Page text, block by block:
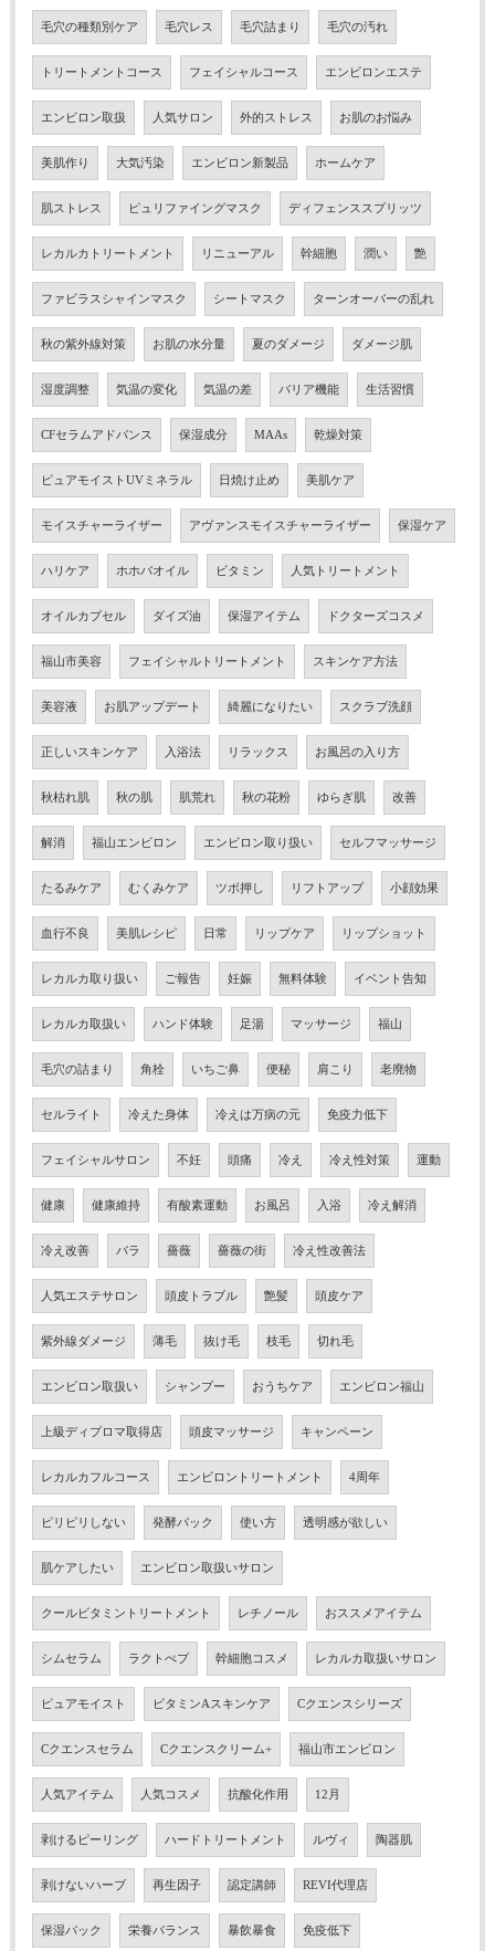
毛穴の種類別ケア 毛穴レス 毛穴詰まり 毛穴の汚れ
トリートメントコース フェイシャルコース エンビロンエステ
エンビロン取扱 人気サロン 外的ストレス お肌のお悩み
美肌作り 大気汚染 エンビロン新製品 ホームケア
肌ストレス ピュリファイングマスク ディフェンススプリッツ
レカルカトリートメント リニューアル 幹細胞 潤い 艶
ファビラスシャインマスク シートマスク ターンオーバーの乱れ
秋の紫外線対策 お肌の水分量 夏のダメージ ダメージ肌
湿度調整 気温の変化 気温の差 バリア機能 生活習慣
CFセラムアドバンス 保湿成分 MAAs 乾燥対策
ピュアモイストUVミネラル 日焼け止め 美肌ケア
モイスチャーライザー アヴァンスモイスチャーライザー 保湿ケア
ハリケア ホホバオイル ビタミン 人気トリートメント
オイルカプセル ダイズ油 保湿アイテム ドクターズコスメ
福山市美容 フェイシャルトリートメント スキンケア方法
美容液 お肌アップデート 綺麗になりたい スクラブ洗顔
正しいスキンケア 入浴法 リラックス お風呂の入り方
秋枯れ肌 秋の肌 肌荒れ 秋の花粉 ゆらぎ肌 改善
解消 福山エンビロン エンビロン取り扱い セルフマッサージ
たるみケア むくみケア ツボ押し リフトアップ 小顔効果
血行不良 美肌レシピ 日常 リップケア リップショット
レカルカ取り扱い ご報告 妊娠 無料体験 イベント告知
レカルカ取扱い ハンド体験 足湯 マッサージ 福山
毛穴の詰まり 角栓 いちご鼻 便秘 肩こり 老廃物
セルライト 冷えた身体 冷えは万病の元 免疫力低下
フェイシャルサロン 不妊 頭痛 冷え 冷え性対策 運動
健康 健康維持 有酸素運動 お風呂 入浴 冷え解消
冷え改善 バラ 薔薇 薔薇の街 冷え性改善法
人気エステサロン 頭皮トラブル 艶髪 頭皮ケア
紫外線ダメージ 薄毛 抜け毛 枝毛 切れ毛
エンビロン取扱い シャンプー おうちケア エンビロン福山
上級ディプロマ取得店 頭皮マッサージ キャンペーン
レカルカフルコース エンビロントリートメント 4周年
ピリピリしない 発酵パック 使い方 透明感が欲しい
肌ケアしたい エンビロン取扱いサロン
クールビタミントリートメント レチノール おススメアイテム
シムセラム ラクトぺプ 幹細胞コスメ レカルカ取扱いサロン
ピュアモイスト ビタミンAスキンケア Cクエンスシリーズ
Cクエンスセラム Cクエンスクリーム+ 福山市エンビロン
人気アイテム 人気コスメ 抗酸化作用 12月
剥けるピーリング ハードトリートメント ルヴィ 陶器肌
剥けないハーブ 再生因子 認定講師 REVI代理店
保湿パック 栄養バランス 暴飲暴食 免疫低下